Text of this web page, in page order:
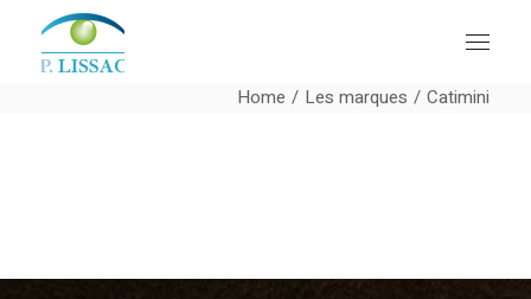
Home Les marques Catimini